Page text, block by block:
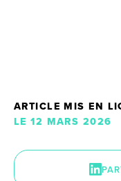
ARTICLE MIS EN
LE 12 MARS 2026